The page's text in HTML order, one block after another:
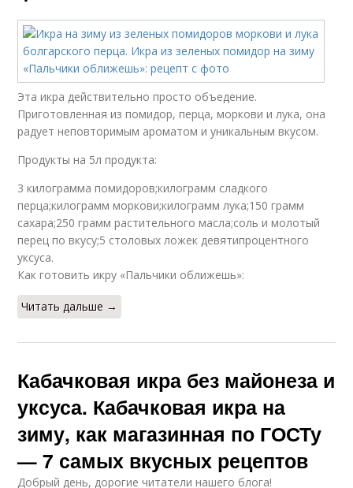
Эта икра действительно просто объедение.
Приготовленная из помидор, перца, моркови и лука, она
радует неповторимым ароматом и уникальным вкусом.
Продукты на 5л продукта:
3 килограмма помидоров;килограмм сладкого
перца;килограмм моркови;килограмм лука;150 грамм
сахара;250 грамм растительного масла;соль и молотый
перец по вкусу;5 столовых ложек девятипроцентного
уксуса.
Как готовить икру «Пальчики оближешь»:
Читать дальше →
Кабачковая икра без майонеза и
уксуса. Кабачковая икра на
зиму, как магазинная по ГОСТу
— 7 самых вкусных рецептов
Добрый день, дорогие читатели нашего блога!